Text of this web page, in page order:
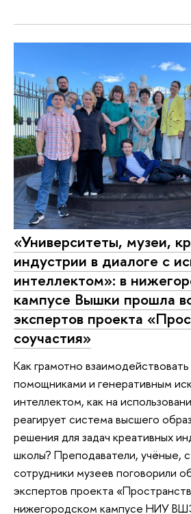
«Университеты, музеи,
индустрии в диалоге с
интеллектом»: в
кампусе Вышки прошла
экспертов проекта
соучастия»
Как грамотно
помощниками и генеративным
интеллектом, как на
реагирует система высшего
решения для задач креативных
школы? Преподаватели, учёные,
сотрудники музеев поговорили
экспертов проекта
нижегородском кампусе НИУ